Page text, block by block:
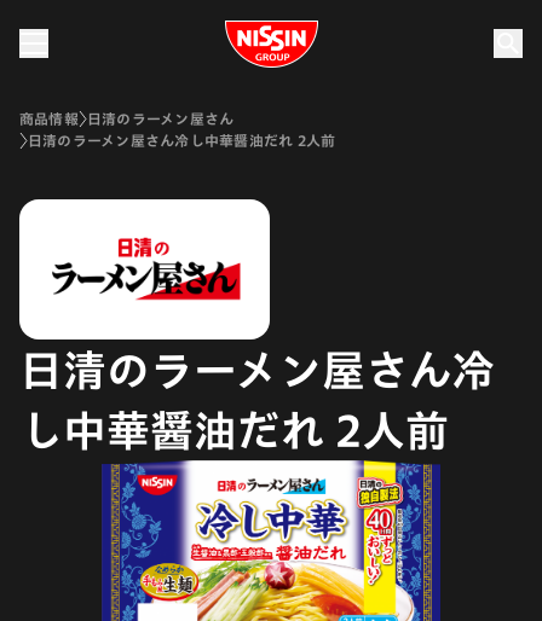
Nissin Group
商品情報
日清のラーメン屋さん
日清のラーメン屋さん冷し中華醤油だれ 2人前
日清のラーメン屋さん冷
し中華醤油だれ 2人前